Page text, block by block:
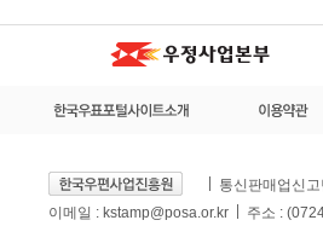
통신판매업신
이메일 : kstamp@posa.or.kr
주소 :